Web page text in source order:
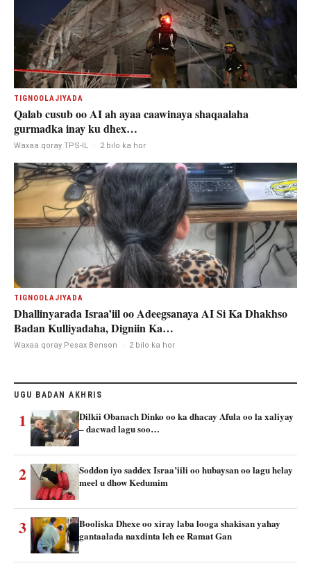
TIGNOOLAJIYADA
Qalab cusub oo AI ah ayaa caawinaya shaqaalaha
gurmadka inay ku dhex…
Waxaa qoray TPS-IL · 2 bilo ka hor
TIGNOOLAJIYADA
Dhallinyarada Israa’iil oo Adeegsanaya AI Si Ka Dhakhso
Badan Kulliyadaha, Digniin Ka…
Waxaa qoray Pesax Benson · 2 bilo ka hor
UGU BADAN AKHRIS
1
Dilkii Obanach Dinko oo ka dhacay Afula oo la xaliyay
– dacwad lagu soo…
2
Soddon iyo saddex Israa’iili oo hubaysan oo lagu helay
meel u dhow Kedumim
3
Booliska Dhexe oo xiray laba looga shakisan yahay
gantaalada naxdinta leh ee Ramat Gan